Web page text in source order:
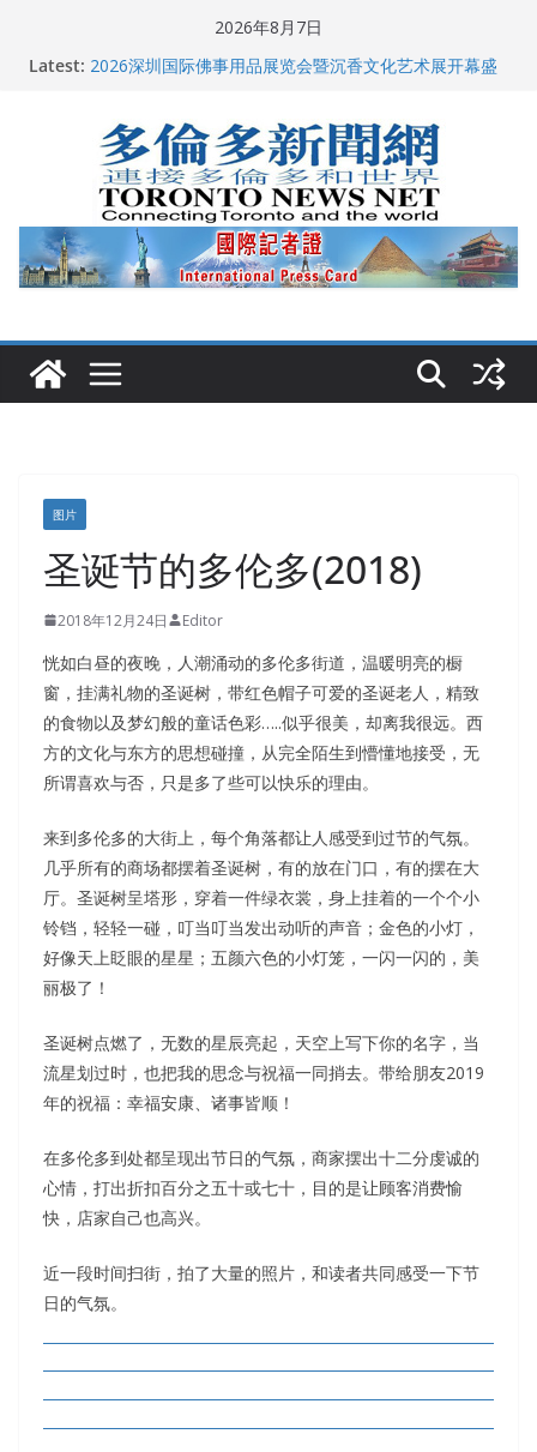
2026年8月7日
Latest: 2026深圳国际佛事用品展览会暨沉香文化艺术展开幕盛
特朗普称加拿大“不友善”并批评其领导层 卡尼：谈判事
关加拿大就业
2026加拿大青少年儿童绘画比赛颁奖典礼多伦多举行
龚晓华参加多伦多骄傲大游行 与市民分享竞选理念
图片
圣诞节的多伦多(2018)
2018年12月24日 Editor
恍如白昼的夜晚，人潮涌动的多伦多街道，温暖明亮的橱
窗，挂满礼物的圣诞树，带红色帽子可爱的圣诞老人，精致
的食物以及梦幻般的童话色彩…..似乎很美，却离我很远。西
方的文化与东方的思想碰撞，从完全陌生到懵懂地接受，无
所谓喜欢与否，只是多了些可以快乐的理由。
来到多伦多的大街上，每个角落都让人感受到过节的气氛。
几乎所有的商场都摆着圣诞树，有的放在门口，有的摆在大
厅。圣诞树呈塔形，穿着一件绿衣裳，身上挂着的一个个小
铃铛，轻轻一碰，叮当叮当发出动听的声音；金色的小灯，
好像天上眨眼的星星；五颜六色的小灯笼，一闪一闪的，美
丽极了！
圣诞树点燃了，无数的星辰亮起，天空上写下你的名字，当
流星划过时，也把我的思念与祝福一同捎去。带给朋友2019
年的祝福：幸福安康、诸事皆顺！
在多伦多到处都呈现出节日的气氛，商家摆出十二分虔诚的
心情，打出折扣百分之五十或七十，目的是让顾客消费愉
快，店家自己也高兴。
近一段时间扫街，拍了大量的照片，和读者共同感受一下节
日的气氛。